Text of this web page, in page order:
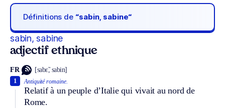
Définitions de “sabin, sabine“
sabin, sabine
adjectif ethnique
FR [sabɛ̃, sabin]
Antiquité romaine.
Relatif à un peuple d’Italie qui vivait au nord de
Rome.
1